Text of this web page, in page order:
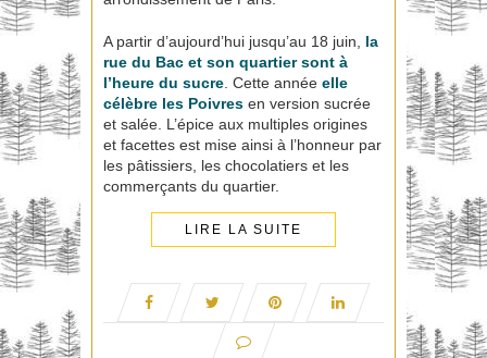
A partir d’aujourd’hui jusqu’au 18 juin, la
rue du Bac et son quartier sont à
l’heure du sucre. Cette année elle
célèbre les Poivres en version sucrée
et salée. L’épice aux multiples origines
et facettes est mise ainsi à l’honneur par
les pâtissiers, les chocolatiers et les
commerçants du quartier.
LIRE LA SUITE